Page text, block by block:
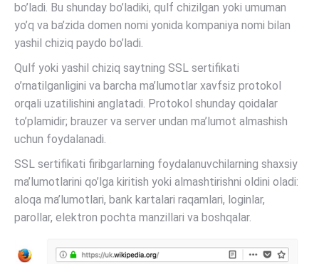
bo’ladi. Bu shunday bo’ladiki, qulf chizilgan yoki umuman
yo’q va ba’zida domen nomi yonida kompaniya nomi bilan
yashil chiziq paydo bo’ladi.
Qulf yoki yashil chiziq saytning SSL sertifikati
o’rnatilganligini va barcha ma’lumotlar xavfsiz protokol
orqali uzatilishini anglatadi. Protokol shunday qoidalar
to’plamidir; brauzer va server undan ma’lumot almashish
uchun foydalanadi.
SSL sertifikati firibgarlarning foydalanuvchilarning shaxsiy
ma’lumotlarini qo’lga kiritish yoki almashtirishni oldini oladi:
aloqa ma’lumotlari, bank kartalari raqamlari, loginlar,
parollar, elektron pochta manzillari va boshqalar.